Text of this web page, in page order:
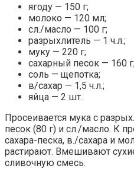
ягоду — 150 г;
молоко — 120 мл;
сл./масло — 100 г;
разрыхлитель — 1 ч.л.;
муку — 220 г;
сахарный песок — 160
соль — щепотка;
в/сахар — 1,5 ч.л.;
яйца — 2 шт.
Просеивается мука с
песок (80 г) и сл./масло. К
сахара-песка, в./сахара и
растирают. Вмешивают
сливочную смесь.